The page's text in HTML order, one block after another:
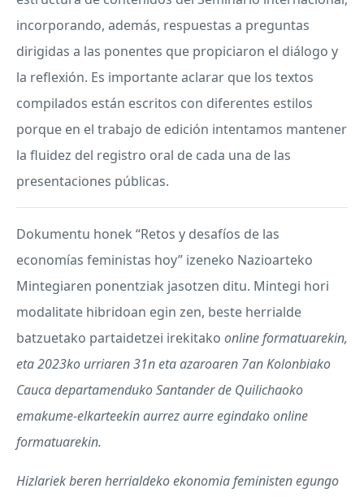
incorporando, además, respuestas a preguntas
dirigidas a las ponentes que propiciaron el diálogo y
la reflexión. Es importante aclarar que los textos
compilados están escritos con diferentes estilos
porque en el trabajo de edición intentamos mantener
la fluidez del registro oral de cada una de las
presentaciones públicas.
Dokumentu honek “Retos y desafíos de las
economías feministas hoy” izeneko Nazioarteko
Mintegiaren ponentziak jasotzen ditu. Mintegi hori
modalitate hibridoan egin zen, beste herrialde
batzuetako partaidetzei irekitako onlineformatuarekin,
eta 2023ko urriaren 31n eta azaroaren 7an Kolonbiako
Cauca departamenduko Santander de Quilichaoko
emakume-elkarteekin aurrez aurre egindako online
formatuarekin.
Hizlariek beren herrialdeko ekonomia feministen egungo